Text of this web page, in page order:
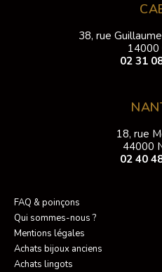
38, rue
14000
02 31
18, rue
44000
02 40
FAQ & poinçons
Qui sommes-nous ?
Mentions légales
Achats bijoux anciens
Achats lingots